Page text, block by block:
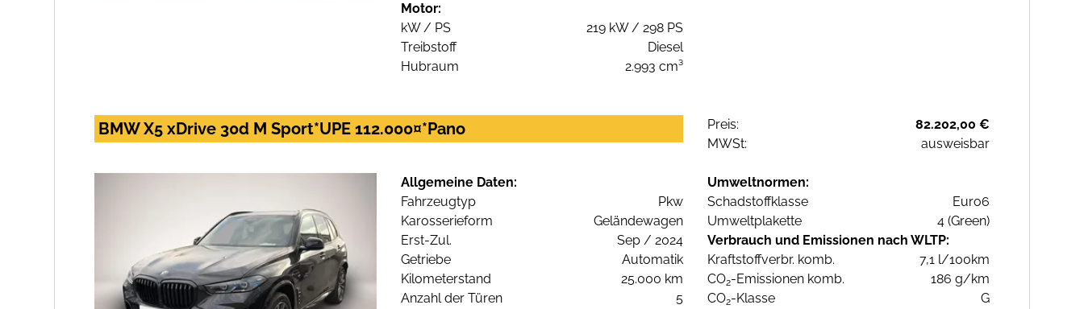
Motor:
kW / PS
219 kW / 298 PS
Treibstoff
Diesel
Hubraum
2.993 cm³
BMW X5 xDrive 30d M Sport*UPE 112.000¤*Pano Preis:
82.202,00 €
MWSt:
ausweisbar
Allgemeine Daten:
Fahrzeugtyp
Pkw
Karosserieform
Geländewagen
Erst-Zul.
Sep / 2024
Getriebe
Automatik
Kilometerstand
25.000 km
Anzahl der Türen
5
Umweltnormen:
Schadstoffklasse
Euro6
Umweltplakette
4 (Green)
Verbrauch und Emissionen nach WLTP:
Kraftstoffverbr. komb.
7,1 l/100km
CO2-Emissionen komb.
186 g/km
CO2-Klasse G